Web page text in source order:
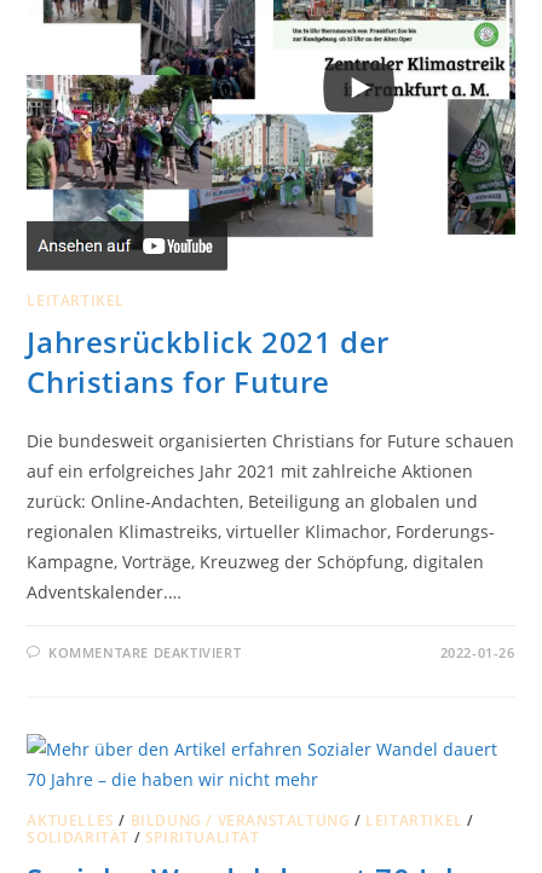
LEITARTIKEL
Jahresrückblick 2021 der
Christians for Future
Die bundesweit organisierten Christians for Future schauen
auf ein erfolgreiches Jahr 2021 mit zahlreiche Aktionen
zurück: Online-Andachten, Beteiligung an globalen und
regionalen Klimastreiks, virtueller Klimachor, Forderungs-
Kampagne, Vorträge, Kreuzweg der Schöpfung, digitalen
Adventskalender.…
KOMMENTARE DEAKTIVIERTFÜR
FUTURE
2022-01-26
AKTUELLES / BILDUNG / VERANSTALTUNG / LEITARTIKEL /
SOLIDARITÄT / SPIRITUALITÄT